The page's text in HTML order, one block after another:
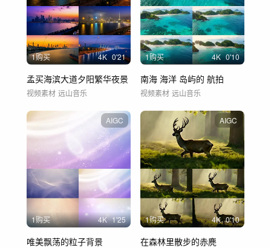
1购买 4K 0'21
孟买海滨大道夕阳繁华夜景
视频素材 远山音乐
1购买 4K 0'10
南海 海洋 岛屿的 航拍
视频素材 远山音乐
AIGC
1购买 4K 1'25
唯美飘荡的粒子背景
AIGC
1购买 4K 0'10
在森林里散步的赤麂